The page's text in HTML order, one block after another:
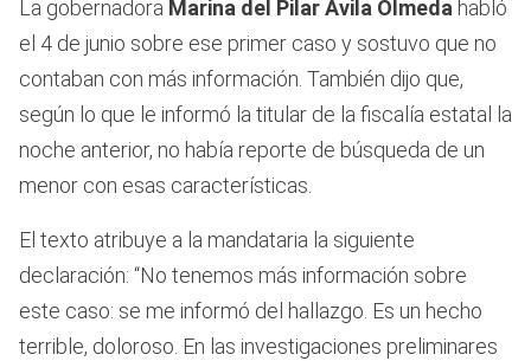
La gobernadora Marina del Pilar Ávila Olmeda habló
el 4 de junio sobre ese primer caso y sostuvo que no
contaban con más información. También dijo que,
según lo que le informó la titular de la fiscalía estatal la
noche anterior, no había reporte de búsqueda de un
menor con esas características.
El texto atribuye a la mandataria la siguiente
declaración: “No tenemos más información sobre
este caso: se me informó del hallazgo. Es un hecho
terrible, doloroso. En las investigaciones preliminares